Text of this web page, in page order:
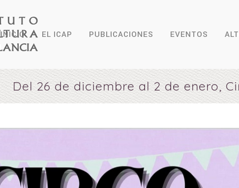
INICIO EL ICAP PUBLICACIONES EVENTOS
Del 26 de diciembre al 2 de enero,